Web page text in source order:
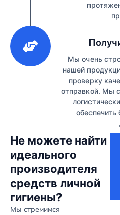
Мы очень
нашей
проверку
отправкой. Мы
Не можете найти
идеального
производителя
средств личной
гигиены?
Мы стремимся